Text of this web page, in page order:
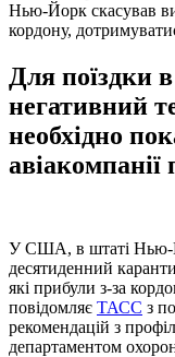
Нью-Йорк скасував
кордону,
Для поїздки
негативний
необхідно
авіакомпанії
У США, в штаті Нью-
десятиденний
які прибули з-за
повідомляє ТАСС з
рекомендацій з
департаментом